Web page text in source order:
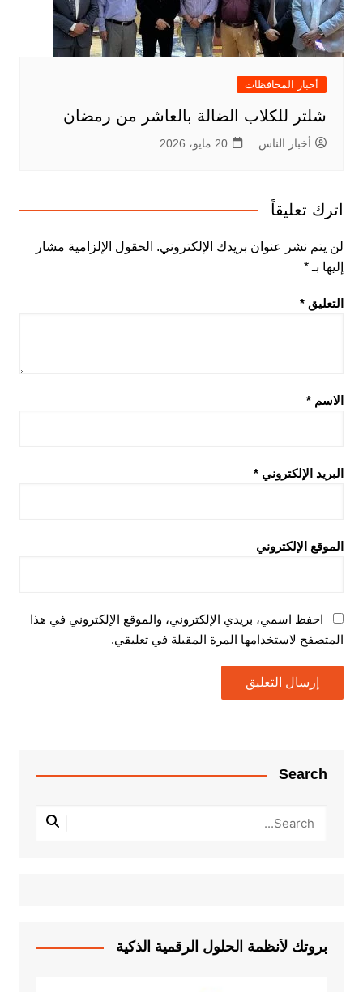
أخبار المحافظات
شلتر للكلاب الضالة بالعاشر من رمضان
أخبار الناس 20 مايو، 2026
اترك تعليقاً
لن يتم نشر عنوان بريدك الإلكتروني. الحقول الإلزامية مشار
إليها بـ *
التعليق *
الاسم *
البريد الإلكتروني *
الموقع الإلكتروني
احفظ اسمي، بريدي الإلكتروني، والموقع الإلكتروني في هذا
المتصفح لاستخدامها المرة المقبلة في تعليقي.
Search
بروتك لأنظمة الحلول الرقمية الذكية